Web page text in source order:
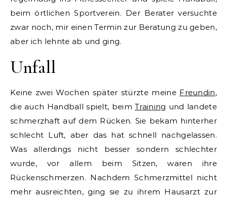
beim örtlichen Sportverein. Der Berater versuchte
zwar noch, mir einen Termin zur Beratung zu geben,
aber ich lehnte ab und ging.
Unfall
Keine zwei Wochen später stürzte meine Freundin,
die auch Handball spielt, beimTraining und landete
schmerzhaft auf dem Rücken. Sie bekam hinterher
schlecht Luft, aber das hat schnell nachgelassen.
Was allerdings nicht besser sondern schlechter
wurde, vor allem beim Sitzen, waren ihre
Rückenschmerzen. Nachdem Schmerzmittel nicht
mehr ausreichten, ging sie zu ihrem Hausarzt zur